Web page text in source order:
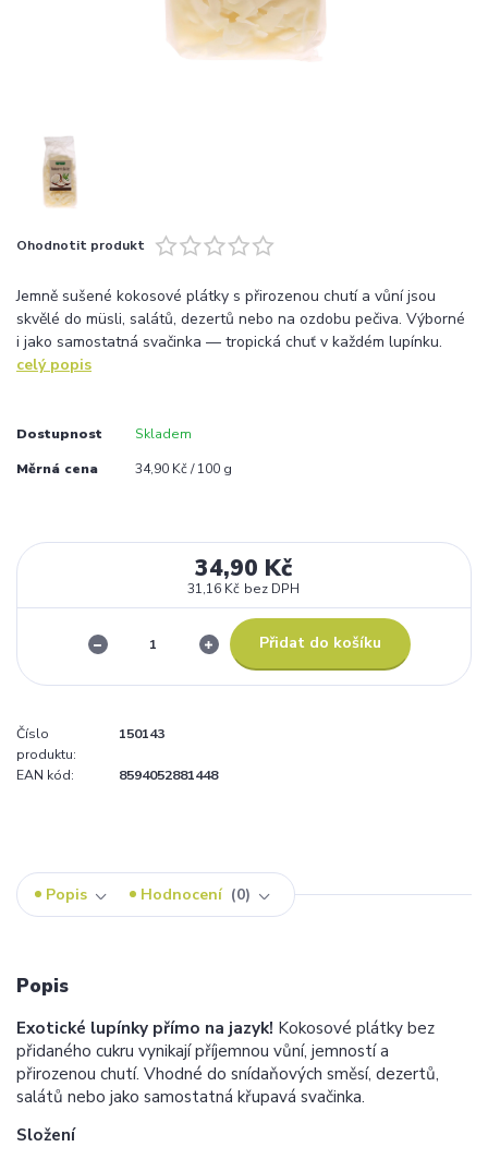
Ohodnotit produkt
Jemně sušené kokosové plátky s přirozenou chutí a vůní jsou
skvělé do müsli, salátů, dezertů nebo na ozdobu pečiva. Výborné
i jako samostatná svačinka — tropická chuť v každém lupínku.
celý popis
Dostupnost Skladem
Měrná cena 34,90 Kč / 100 g
34,90 Kč
31,16 Kč bez DPH
Přidat do košíku
Číslo
produktu:
150143
EAN kód: 8594052881448
Popis Hodnocení 0
Popis
Exotické lupínky přímo na jazyk! Kokosové plátky bez
přidaného cukru vynikají příjemnou vůní, jemností a
přirozenou chutí. Vhodné do snídaňových směsí, dezertů,
salátů nebo jako samostatná křupavá svačinka.
Složení